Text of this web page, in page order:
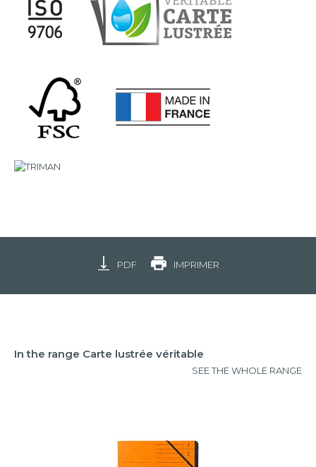
PDF IMPRIMER
In the range Carte lustrée véritable
SEE THE WHOLE RANGE